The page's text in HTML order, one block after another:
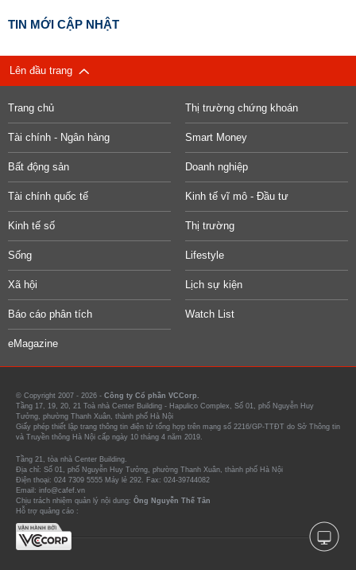
TIN MỚI CẬP NHẬT
Lên đầu trang
Trang chủ Thị trường chứng khoán
Tài chính - Ngân hàng Smart Money
Bất động sản Doanh nghiệp
Tài chính quốc tế Kinh tế vĩ mô - Đầu tư
Kinh tế số Thị trường
Sống Lifestyle
Xã hội Lịch sự kiện
Báo cáo phân tích Watch List
eMagazine
© Copyright 2007 - 2026 - Công ty Cổ phần VCCorp.
Tầng 17, 19, 20, 21 Toà nhà Center Building - Hapulico Complex, Số 01, phố Nguyễn Huy
Tưởng, phường Thanh Xuân, thành phố Hà Nội
Giấy phép thiết lập trang thông tin điện tử tổng hợp trên mạng số 2216/GP-TTĐT do Sở Thông tin
và Truyền thông Hà Nội cấp ngày 10 tháng 4 năm 2019.
Tầng 21, tòa nhà Center Building.
Địa chỉ: Số 01, phố Nguyễn Huy Tưởng, phường Thanh Xuân, thành phố Hà Nội
Điện thoại: 024 7309 5555 Máy lẻ 292. Fax: 024-39744082
Email: info@cafef.vn
Chịu trách nhiệm quản lý nội dung: Ông Nguyễn Thế Tân
Hỗ trợ quảng cáo :